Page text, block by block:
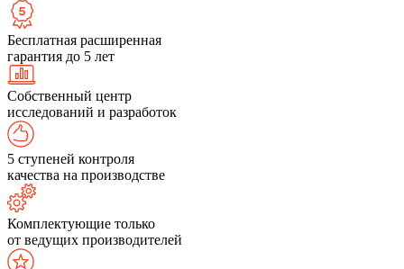
Бесплатная расширенная
гарантия до 5 лет
Собственный центр
исследований и разработок
5 ступеней контроля
качества на производстве
Комплектующие только
от ведущих производителей